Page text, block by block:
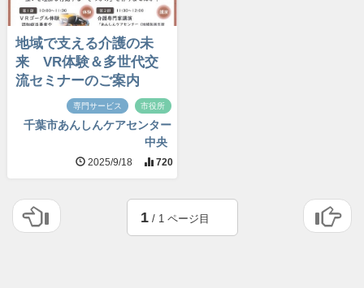
地域で支える介護の未
来 VR体験＆多世代交
流セミナーのご案内
専門サービス 市役所
千葉市あんしんケアセンター
中央
2025/9/18 720
1/ 1 ページ目